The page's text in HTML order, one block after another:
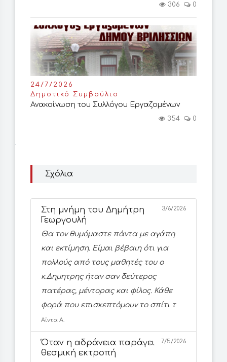
306 0
24/7/2026
Δημοτικό Συμβούλιο
Ανακοίνωση του Συλλόγου Εργαζομένων
354 0
Σχόλια
Στη μνήμη του Δημήτρη
Γεωργουλή
3/6/2026
Θα τον θυμόμαστε πάντα με αγάπη
και εκτίμηση. Είμαι βέβαιη ότι για
πολλούς από τους μαθητές του ο
κ.Δημητρης ήταν σαν δεύτερος
πατέρας, μέντορας και φίλος. Κάθε
φορά που επισκεπτόμουν το σπίτι τ
Αΐντα Α.
Όταν η αδράνεια παράγει
θεσμική εκτροπή
7/5/2026